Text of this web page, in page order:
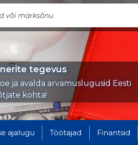
tegevus
ja avalda arvamuslugusid Eesti
kohta!
ajalugu Töötajad Finantsid